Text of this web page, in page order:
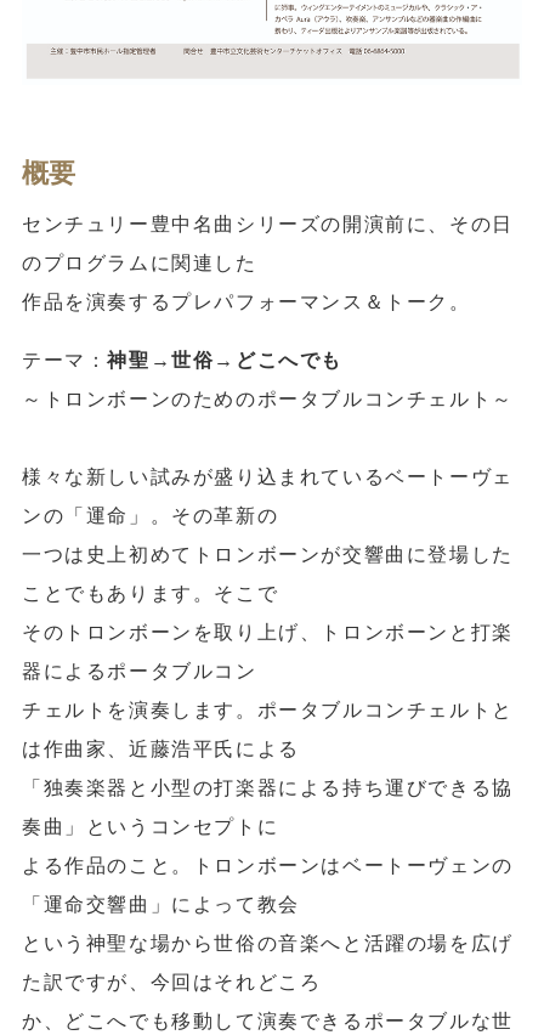
概要
センチュリー豊中名曲シリーズの開演前に、その日
のプログラムに関連した
作品を演奏するプレパフォーマンス＆トーク。
テーマ：神聖→世俗→どこへでも
～トロンボーンのためのポータブルコンチェルト～
様々な新しい試みが盛り込まれているベートーヴェ
ンの「運命」。その革新の
一つは史上初めてトロンボーンが交響曲に登場した
ことでもあります。そこで
そのトロンボーンを取り上げ、トロンボーンと打楽
器によるポータブルコン
チェルトを演奏します。ポータブルコンチェルトと
は作曲家、近藤浩平氏による
「独奏楽器と小型の打楽器による持ち運びできる協
奏曲」というコンセプトに
よる作品のこと。トロンボーンはベートーヴェンの
「運命交響曲」によって教会
という神聖な場から世俗の音楽へと活躍の場を広げ
た訳ですが、今回はそれどころ
か、どこへでも移動して演奏できるポータブルな世